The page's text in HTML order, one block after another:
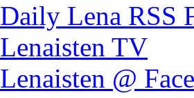
Daily Lena RSS
Lenaisten TV
Lenaisten @